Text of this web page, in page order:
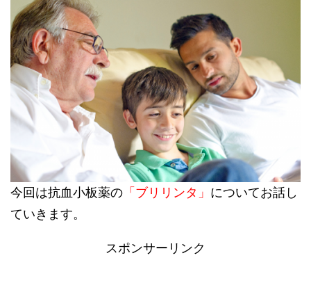
今回は抗血小板薬の 「ブリリンタ」 についてお話し
ていきます。
スポンサーリンク